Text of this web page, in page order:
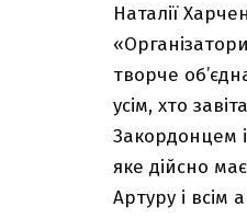
Наталії
творче
усім, хто
Закордонцем
яке дійсно
Артуру і всім